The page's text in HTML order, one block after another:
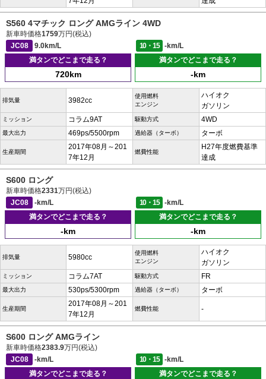
S560 4マチック ロング AMGライン 4WD
新車時価格1759万円(税込)
JC08
9.0km/L 10・15
-km/L
満タンでどこまで走る？
720km
満タンでどこまで走る？
-km
排気量 3982cc
使用燃料
エンジン
ハイオク
ガソリン
ミッション コラム9AT 駆動方式 4WD
最大出力 469ps/5500rpm 過給器（ターボ） ターボ
生産期間
2017年08月～201
7年12月
燃費性能
H27年度燃費基準
達成
S600 ロング
新車時価格2331万円(税込)
JC08
-km/L 10・15
-km/L
満タンでどこまで走る？
-km
満タンでどこまで走る？
-km
排気量 5980cc
使用燃料
エンジン
ハイオク
ガソリン
ミッション コラム7AT 駆動方式 FR
最大出力 530ps/5300rpm 過給器（ターボ） ターボ
生産期間
2017年08月～201
7年12月
燃費性能 -
S600 ロング AMGライン
新車時価格2383.9万円(税込)
JC08
-km/L 10・15
-km/L
満タンでどこまで走る？
満タンでどこまで走る？